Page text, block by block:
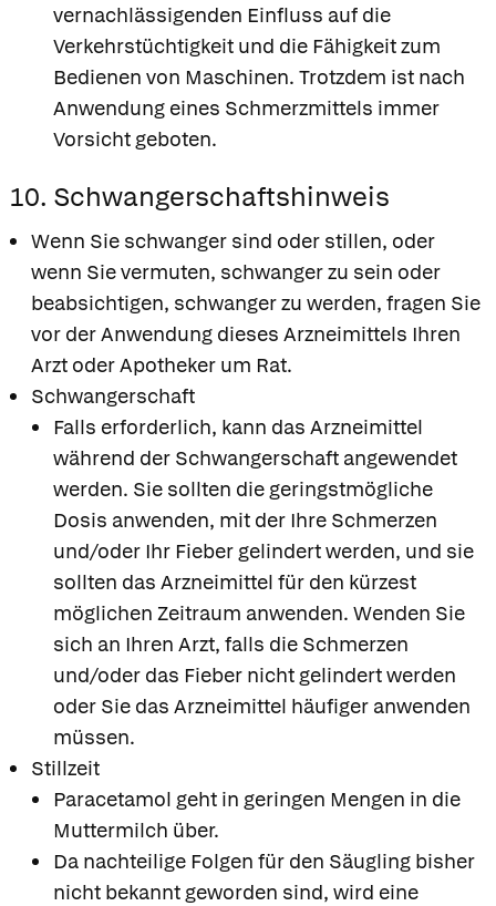
vernachlässigenden Einfluss auf die
Verkehrstüchtigkeit und die Fähigkeit zum
Bedienen von Maschinen. Trotzdem ist nach
Anwendung eines Schmerzmittels immer
Vorsicht geboten.
10. Schwangerschaftshinweis
Wenn Sie schwanger sind oder stillen, oder
wenn Sie vermuten, schwanger zu sein oder
beabsichtigen, schwanger zu werden, fragen Sie
vor der Anwendung dieses Arzneimittels Ihren
Arzt oder Apotheker um Rat.
Schwangerschaft
Falls erforderlich, kann das Arzneimittel
während der Schwangerschaft angewendet
werden. Sie sollten die geringstmögliche
Dosis anwenden, mit der Ihre Schmerzen
und/oder Ihr Fieber gelindert werden, und sie
sollten das Arzneimittel für den kürzest
möglichen Zeitraum anwenden. Wenden Sie
sich an Ihren Arzt, falls die Schmerzen
und/oder das Fieber nicht gelindert werden
oder Sie das Arzneimittel häufiger anwenden
müssen.
Stillzeit
Paracetamol geht in geringen Mengen in die
Muttermilch über.
Da nachteilige Folgen für den Säugling bisher
nicht bekannt geworden sind, wird eine